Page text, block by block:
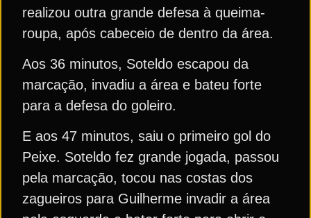
realizou outra grande defesa à queima-
roupa, após cabeceio de dentro da área.
Aos 36 minutos, Soteldo escapou da
marcação, invadiu a área e bateu forte
para a defesa do goleiro.
E aos 47 minutos, saiu o primeiro gol do
Peixe. Soteldo fez grande jogada, passou
pela marcação, tocou nas costas dos
zagueiros para Guilherme invadir a área